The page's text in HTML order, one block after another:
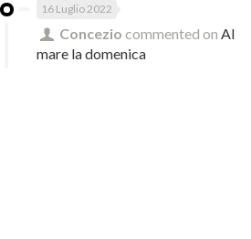
16 Luglio 2022
Concezio commented on Al
mare la domenica